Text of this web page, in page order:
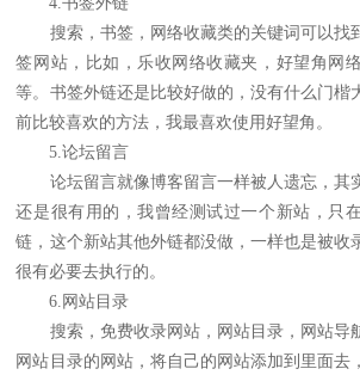
搜索，书签，网络收藏类的关键词可以找
签网站，比如，乐收网络收藏夹，好望角网
等。书签外链还是比较好做的，没有什么门楷
前比较喜欢的方法，我最喜欢使用好望角。
5.论坛留言
论坛留言就像博客留言一样被人遗忘，其
还是很有用的，我曾经测试过一个新站，只
链，这个新站其他外链都没做，一样也是被收
很有必要去执行的。
6.网站目录
搜索，免费收录网站，网站目录，网站导
网站目录的网站，将自己的网站添加到里面去